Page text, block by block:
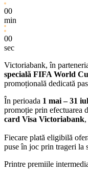
00
min
00
sec
Victoriabank, în
specială FIFA World
promoțională dedicată
În perioada 1 mai – 31
promoție prin efectuarea
card Visa Victoriabank
Fiecare plată eligibilă
puse în joc prin trageri la
Printre premiile